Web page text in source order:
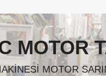
MOTOR
MOTOR